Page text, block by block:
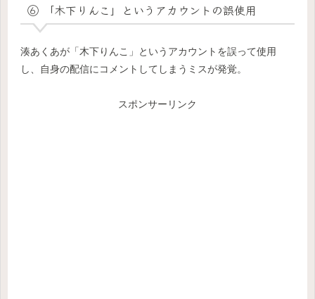
⑥ 「木下りんこ」というアカウントの誤使用
湊あくあが「木下りんこ」というアカウントを誤って使用
し、自身の配信にコメントしてしまうミスが発覚。
スポンサーリンク